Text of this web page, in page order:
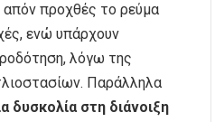
απόν προχθές το ρεύμα
ενώ υπάρχουν
λόγω της
Παράλληλα
δυσκολία στη διάνοιξη